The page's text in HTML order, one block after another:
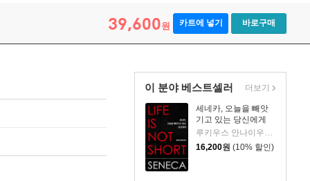
39,600원 카트에 넣기 바로구매
이 분야 베스트셀러
세네카, 오늘을 빼앗
기고 있는 당신에게
루키우스 안나이우스 세네카 저/하와이 대저택 편역
16,200원 (10% 할인)
더보기